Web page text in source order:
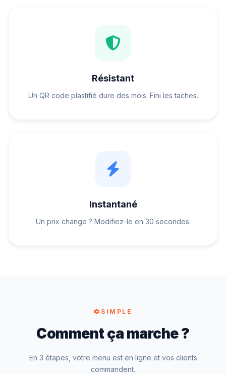
Résistant
Un QR code plastifié dure des mois. Fini les taches.
Instantané
Un prix change ? Modifiez-le en 30 secondes.
SIMPLE
Comment ça marche ?
En 3 étapes, votre menu est en ligne et vos clients
commandent.